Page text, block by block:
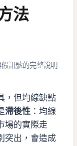
法
訊號的完整說明
，但均線缺點
滯後性 ：均線
場的實際走
突出，會造成